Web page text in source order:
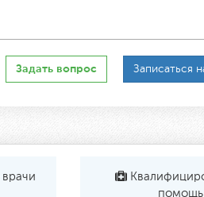
Задать вопрос Записаться
помощь